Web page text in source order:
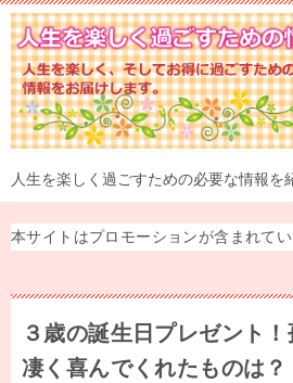
人生を楽しく過ごすための必要な情報を
本サイトはプロモーションが含まれてい
３歳の誕生日プレゼント
凄く喜んでくれたものは？